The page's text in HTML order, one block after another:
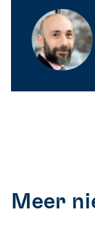
Meer